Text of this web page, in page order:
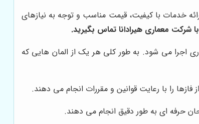
خدمات با کیفیت، قیمت مناسب و توجه به نیازهای
شرکت معماری هیرادانا تماس بگیرید.
اجرا می شود. به طور کلی هر یک از المان هایی که
را با رعایت قوانین و مقررات انجام می دهند.
حرفه ای به طور دقیق انجام می دهند.